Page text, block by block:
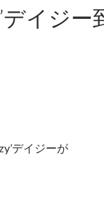
デイジー
デイジーが